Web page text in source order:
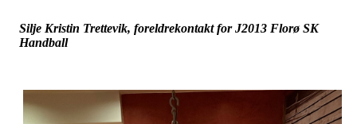
Silje Kristin Trettevik, foreldrekontakt for J2013 Florø SK
Handball